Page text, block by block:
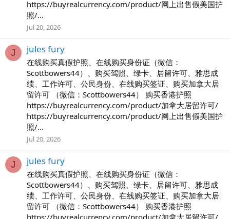
https://buyrealcurrency.com/product/网上出售假美国护
照/...
Jul 20, 2026
J jules fury
在线购买真假护照、在线购买身份证（微信：
Scottbowers44）、购买驾照、绿卡、居留许可、雅思成
绩、工作许可、公民身份、在线购买签证、购买加拿大居
留许可 （微信：Scottbowers44） 购买香港护照
https://buyrealcurrency.com/product/加拿大居留许可/
https://buyrealcurrency.com/product/网上出售假美国护
照/...
Jul 20, 2026
J jules fury
在线购买真假护照、在线购买身份证（微信：
Scottbowers44）、购买驾照、绿卡、居留许可、雅思成
绩、工作许可、公民身份、在线购买签证、购买加拿大居
留许可 （微信：Scottbowers44） 购买香港护照
https://buyrealcurrency.com/product/加拿大居留许可/